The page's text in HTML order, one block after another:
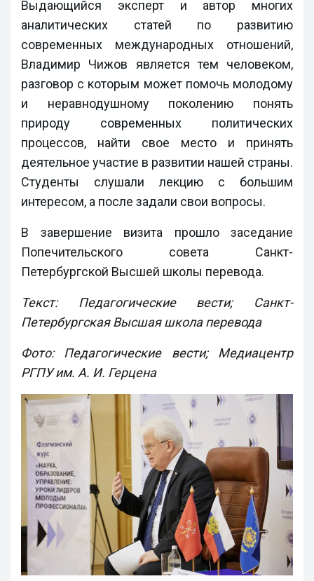
Выдающийся эксперт и автор многих
аналитических статей по развитию
современных международных отношений,
Владимир Чижов является тем человеком,
разговор с которым может помочь молодому
и неравнодушному поколению понять
природу современных политических
процессов, найти свое место и принять
деятельное участие в развитии нашей страны.
Студенты слушали лекцию с большим
интересом, а после задали свои вопросы.
В завершение визита прошло заседание
Попечительского совета Санкт-
Петербургской Высшей школы перевода.
Текст: Педагогические вести; Санкт-
Петербургская Высшая школа перевода
Фото: Педагогические вести; Медиацентр
РГПУ им. А. И. Герцена